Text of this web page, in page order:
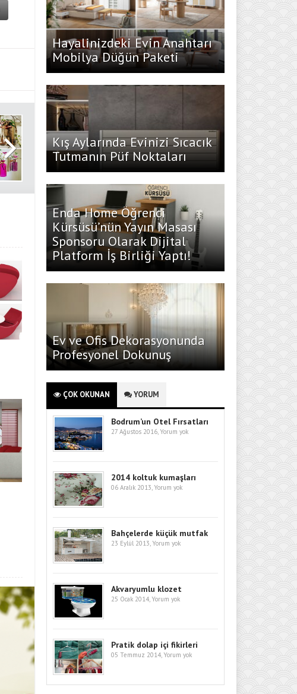
Hayalinizdeki Evin Anahtarı
Mobilya Düğün Paketi
Kış Aylarında Evinizi Sıcacık
Tutmanın Püf Noktaları
Enda Home Öğrenci
Kürsüsü’nün Yayın Masası
Sponsoru Olarak Dijital
Platform İş Birliği Yaptı!
Ev ve Ofis Dekorasyonunda
Profesyonel Dokunuş
ÇOK OKUNAN YORUM
Bodrum’un Otel Fırsatları
27 Ağustos 2016, Yorum yok
2014 koltuk kumaşları
06 Aralık 2013, Yorum yok
Bahçelerde küçük mutfak
23 Eylül 2013, Yorum yok
Akvaryumlu klozet
25 Ocak 2014, Yorum yok
Pratik dolap içi fikirleri
05 Temmuz 2014, Yorum yok